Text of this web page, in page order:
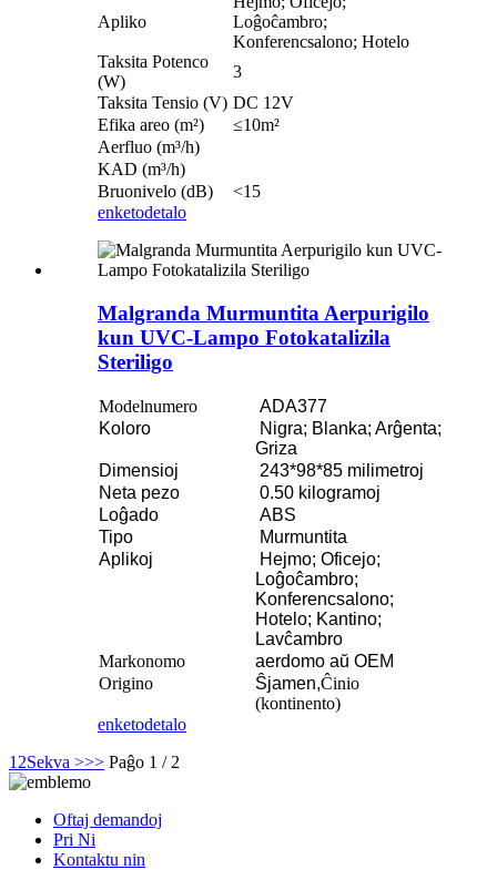
Apliko
Loĝoĉambro;
Konferencsalono; Hotelo
Taksita Potenco
(W)
3
Taksita Tensio (V) DC 12V
Efika areo (m²)
≤10m²
Aerfluo (m³/h)
KAD (m³/h)
Bruonivelo (dB)
<15
enketodetalo
Malgranda Murmuntita Aerpurigilo
kun UVC-Lampo Fotokatalizila
Steriligo
Modelnumero
ADA377
Koloro
Nigra; Blanka; Arĝenta;
Griza
Dimensioj
243*98*85 milimetroj
Neta pezo
0.50 kilogramoj
Loĝado
ABS
Tipo
Murmuntita
Aplikoj
Hejmo; Oficejo;
Loĝoĉambro;
Konferencsalono;
Hotelo; Kantino;
Lavĉambro
Markonomo
aerdomo aŭ OEM
Origino
Ŝjamen,Ĉinio
(kontinento)
enketodetalo
1 2Sekva >>> Paĝo 1 / 2
Oftaj demandoj
Pri Ni
Kontaktu nin